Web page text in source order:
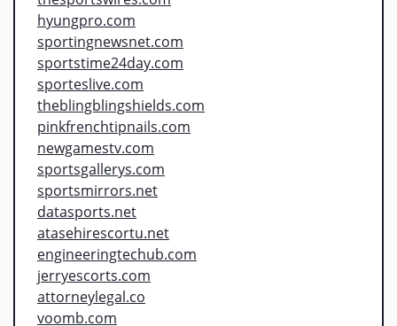
hyungpro.com
sportingnewsnet.com
sportstime24day.com
sporteslive.com
theblingblingshields.com
pinkfrenchtipnails.com
newgamestv.com
sportsgallerys.com
sportsmirrors.net
datasports.net
atasehirescortu.net
engineeringtechub.com
jerryescorts.com
attorneylegal.co
voomb.com